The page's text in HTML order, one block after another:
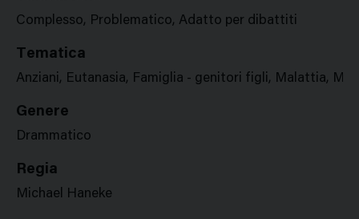
Complesso, Problematico, Adatto per dibattiti
Tematica
Anziani, Eutanasia, Famiglia - genitori figli, Malattia,
Genere
Drammatico
Regia
Michael Haneke